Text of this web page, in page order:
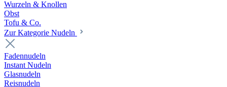
Wurzeln & Knollen
Obst
Tofu & Co.
Zur Kategorie Nudeln
Fadennudeln
Instant Nudeln
Glasnudeln
Reisnudeln